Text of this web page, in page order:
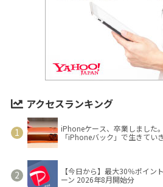
アクセスランキング
iPhoneケース、卒業しました
「iPhoneバック」で生きていき
【今日から】最大30％ポイン
ーン 2026年8月開始分